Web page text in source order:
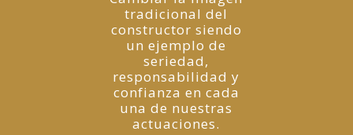
tradicional del
constructor siendo
un ejemplo de
seriedad,
responsabilidad y
confianza en cada
una de nuestras
actuaciones.